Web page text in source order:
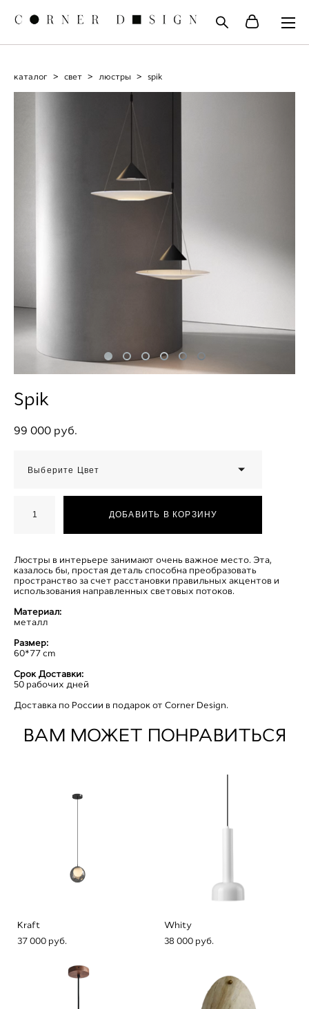
каталог > свет > люстры > spik
Spik
99 000 pуб.
Выберите Цвет
ДОБАВИТЬ В КОРЗИНУ
Люстры в интерьере занимают очень важное место. Эта,
казалось бы, простая деталь способна преобразовать
пространство за счет расстановки правильных акцентов и
использования направленных световых потоков.
Материал:
металл
Размер:
60*77 сm
Срок Доставки:
50 рабочих дней
Доставка по России в подарок от Corner Design.
ВАМ МОЖЕТ ПОНРАВИТЬСЯ
Kraft
37 000 pуб.
Whity
38 000 pуб.